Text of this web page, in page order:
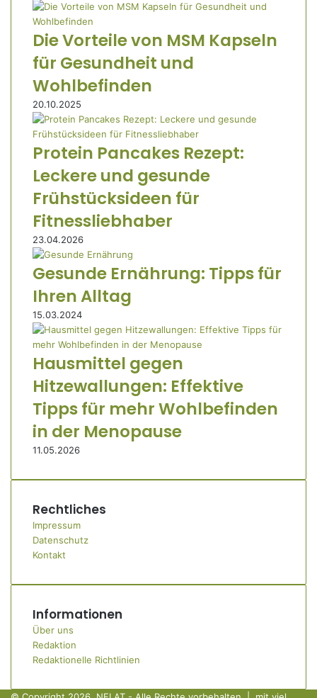
Die Vorteile von MSM Kapseln
für Gesundheit und
Wohlbefinden
20.10.2025
Protein Pancakes Rezept:
Leckere und gesunde
Frühstücksideen für
Fitnessliebhaber
23.04.2026
Gesunde Ernährung: Tipps für
Ihren Alltag
15.03.2024
Hausmittel gegen
Hitzewallungen: Effektive
Tipps für mehr Wohlbefinden
in der Menopause
11.05.2026
Rechtliches
Impressum
Datenschutz
Kontakt
Informationen
Über uns
Redaktion
Redaktionelle Richtlinien